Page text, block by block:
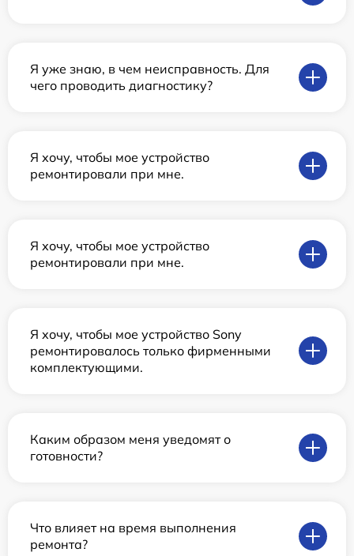
Я уже знаю, в чем неисправность. Для
чего проводить диагностику?
Я хочу, чтобы мое устройство
ремонтировали при мне.
Я хочу, чтобы мое устройство
ремонтировали при мне.
Я хочу, чтобы мое устройство Sony
ремонтировалось только фирменными
комплектующими.
Каким образом меня уведомят о
готовности?
Что влияет на время выполнения
ремонта?